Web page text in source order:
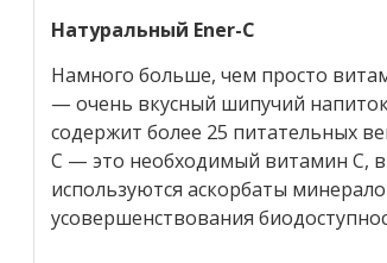
Натуральный Ener-C
Намного больше, чем просто
— очень вкусный шипучий
содержит более 25 питательных
C — это необходимый витамин C,
используются аскорбаты
усовершенствования